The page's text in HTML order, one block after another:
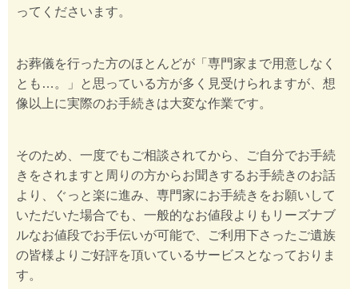
ってくださいます。
お葬儀を行った方のほとんどが「専門家まで用意しなく
とも…。」と思っている方が多く見受けられますが、想
像以上に実際のお手続きは大変な作業です。
そのため、一度でもご相談されてから、ご自分でお手続
きをされますと周りの方からお聞きするお手続きのお話
より、ぐっと楽に進み、専門家にお手続きをお願いして
いただいた場合でも、一般的なお値段よりもリーズナブ
ルなお値段でお手伝いが可能で、ご利用下さったご遺族
の皆様よりご好評を頂いているサービスとなっておりま
す。